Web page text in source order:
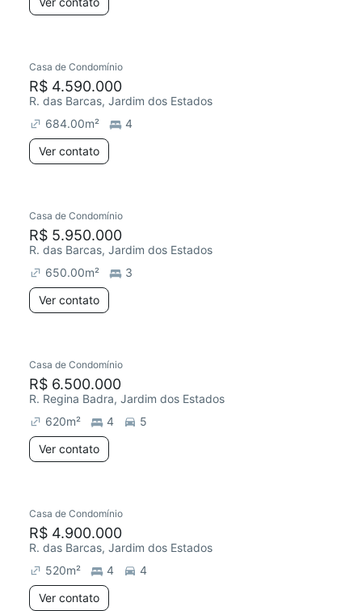
Casa de Condomínio
R$ 4.590.000
R. das Barcas, Jardim dos Estados
684.00m²
4
Ver contato
Casa de Condomínio
R$ 5.950.000
R. das Barcas, Jardim dos Estados
650.00m²
3
Ver contato
Casa de Condomínio
R$ 6.500.000
R. Regina Badra, Jardim dos Estados
620m² 4
5
Ver contato
Casa de Condomínio
R$ 4.900.000
R. das Barcas, Jardim dos Estados
520m² 4
4
Ver contato